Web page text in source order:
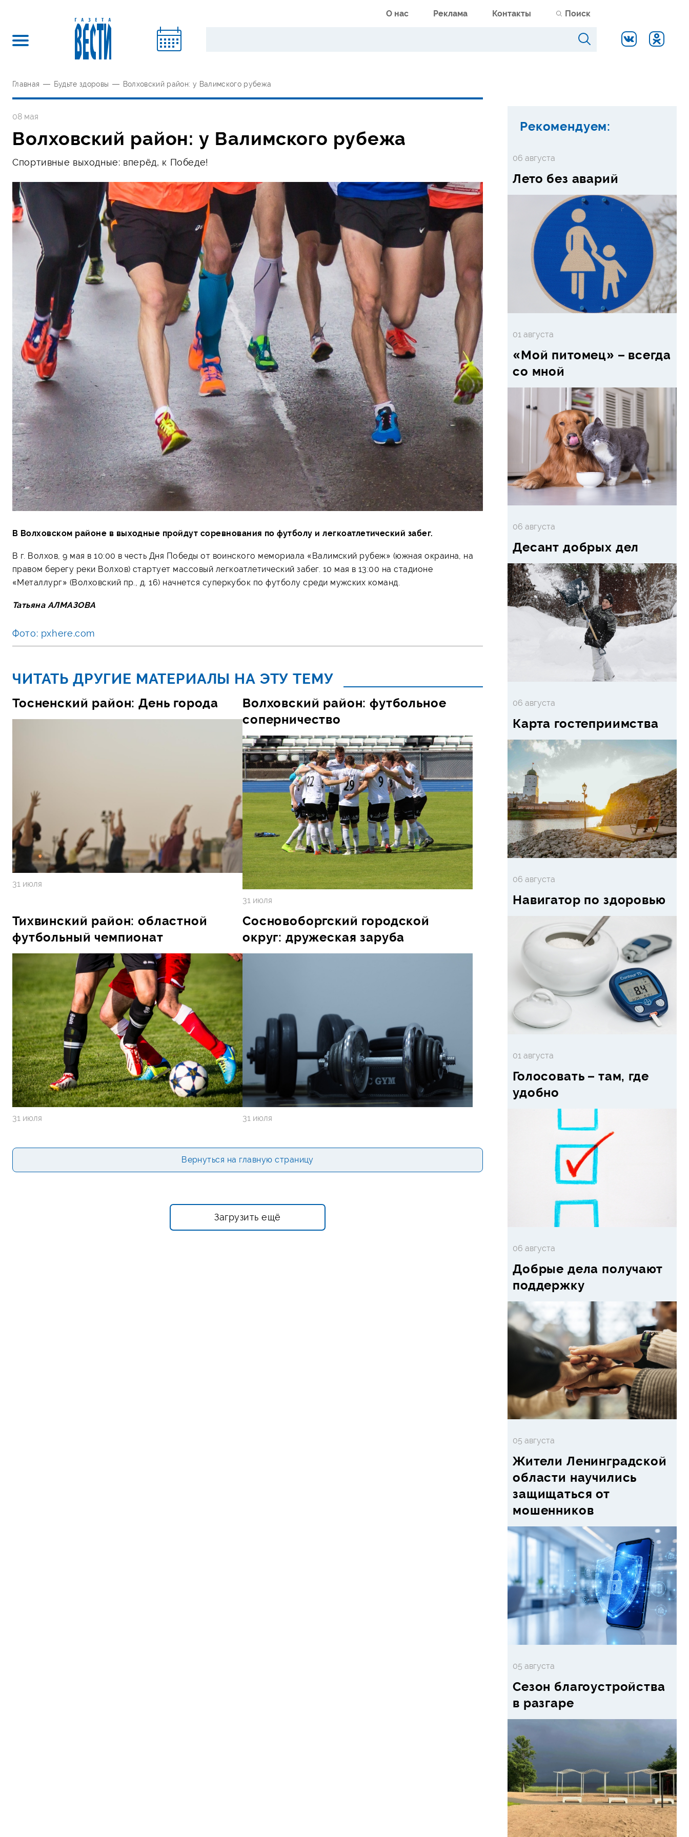
О нас Реклама Контакты Поиск
Главная — Будьте здоровы — Волховский район: у Валимского рубежа
08 мая
Волховский район: у Валимского рубежа
Спортивные выходные: вперёд, к Победе!
В Волховском районе в выходные пройдут соревнования по футболу и легкоатлетический забег.
В г. Волхов, 9 мая в 10:00 в честь Дня Победы от воинского мемориала «Валимский рубеж» (южная окраина, на
правом берегу реки Волхов) стартует массовый легкоатлетический забег. 10 мая в 13:00 на стадионе
«Металлург» (Волховский пр., д. 16) начнется суперкубок по футболу среди мужских команд.
Татьяна АЛМАЗОВА
Фото: pxhere.com
ЧИТАТЬ ДРУГИЕ МАТЕРИАЛЫ НА ЭТУ ТЕМУ
Тосненский район: День города
31 июля
Волховский район: футбольное
соперничество
31 июля
Тихвинский район: областной
футбольный чемпионат
31 июля
Сосновоборгский городской
округ: дружеская заруба
31 июля
Вернуться на главную страницу
Загрузить ещё
Рекомендуем:
06 августа
Лето без аварий
01 августа
«Мой питомец» – всегда
со мной
06 августа
Десант добрых дел
06 августа
Карта гостеприимства
06 августа
Навигатор по здоровью
01 августа
Голосовать – там, где
удобно
06 августа
Добрые дела получают
поддержку
05 августа
Жители Ленинградской
области научились
защищаться от
мошенников
05 августа
Сезон благоустройства
в разгаре